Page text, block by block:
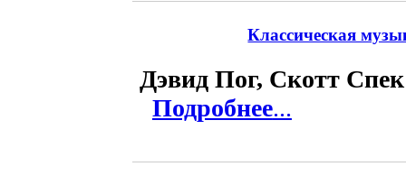
Классическая
Дэвид Пог, Скотт Спек
Подробнее...